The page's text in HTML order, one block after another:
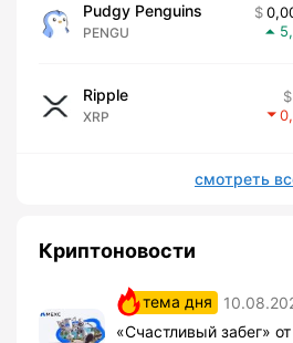
Pudgy Penguins
PENGU
Ripple
XRP
смотреть
Криптоновости
тема дня
«Счастливый забег»